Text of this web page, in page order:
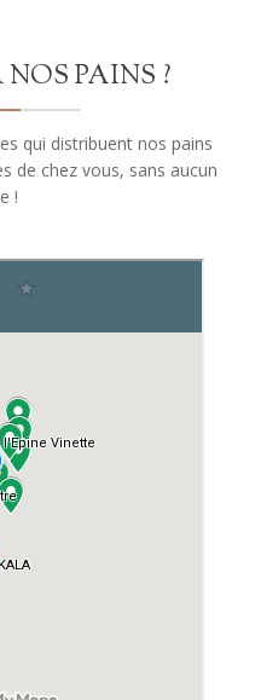
PAINS ?
qui distribuent nos pains
de chez vous, sans aucun
!